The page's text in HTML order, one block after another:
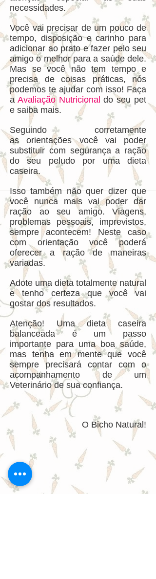
necessidades.
Você vai precisar de um pouco de
tempo, disposição e carinho para
adicionar ao prato e fazer pelo seu
amigo o melhor para a saúde dele.
Mas se você não tem tempo e
precisa de coisas práticas, nós
podemos te ajudar com isso! Faça
a Avaliação Nutricional do seu pet
e saiba mais.
Seguindo corretamente
as orientações você vai poder
substituir com segurança a ração
do seu peludo por uma dieta
caseira.
Isso também não quer dizer que
você nunca mais vai poder dar
ração ao seu amigo. Viagens,
problemas pessoais, imprevistos,
sempre acontecem! Neste caso
com orientação você poderá
oferecer a ração de maneiras
variadas.
Adote uma dieta totalmente natural
e tenho certeza que você vai
gostar dos resultados.
Atenção! Uma dieta caseira
balanceada é um passo
importante para uma boa saúde,
mas tenha em mente que você
sempre precisará contar com o
acompanhamento de um
Veterinário de sua confiança.
O Bicho Natural!